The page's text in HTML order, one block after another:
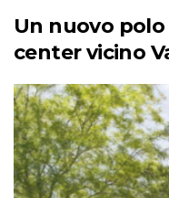
Un nuovo
center vicino